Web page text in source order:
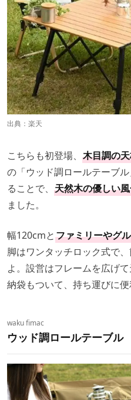
出典： 楽天
こちらも初登場、 木目調の
の「ウッド調ロールテーブ
ることで、 天然木の優しい
ました。
幅120cmとファミリーやグ
脚はワンタッチロック式で
よ。設営はフレームを広げ
納袋もついて、持ち運びに便
waku fimac
ウッド調ロールテーブル